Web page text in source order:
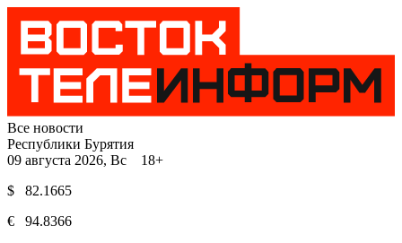
Все новости
Республики Бурятия
09 августа 2026, Вс 18+
$ 82.1665
€ 94.8366